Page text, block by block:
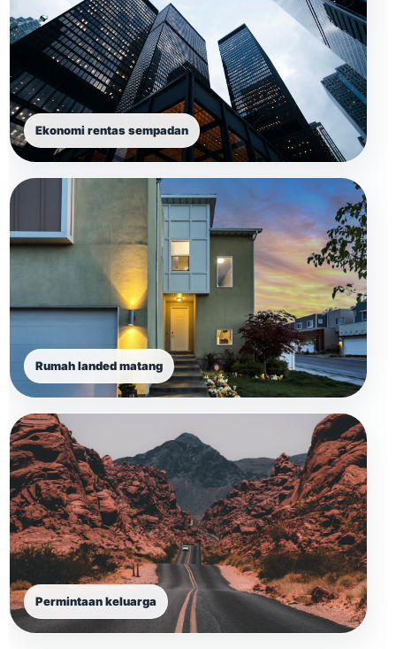
Ekonomi rentas sempadan
Rumah landed matang
Permintaan keluarga